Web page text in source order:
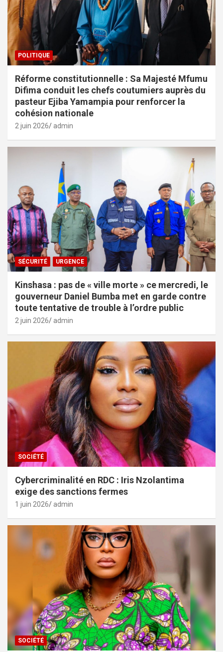
POLITIQUE
Réforme constitutionnelle : Sa Majesté Mfumu
Difima conduit les chefs coutumiers auprès du
pasteur Ejiba Yamampia pour renforcer la
cohésion nationale
2 juin 2026 admin
SÉCURITÉ URGENCE
Kinshasa : pas de « ville morte » ce mercredi, le
gouverneur Daniel Bumba met en garde contre
toute tentative de trouble à l’ordre public
2 juin 2026 admin
SOCIÉTÉ
Cybercriminalité en RDC : Iris Nzolantima
exige des sanctions fermes
1 juin 2026 admin
SOCIÉTÉ